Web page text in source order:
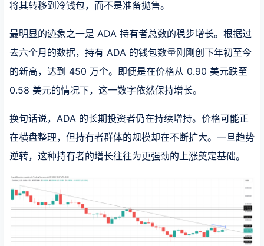
将其转移到冷钱包，而不是准备抛售。
最明显的迹象之一是 ADA 持有者总数的稳步增长。根据过
去六个月的数据，持有 ADA 的钱包数量刚刚创下年初至今
的新高，达到 450 万个。即便是在价格从 0.90 美元跌至
0.58 美元的情况下，这一数字依然保持增长。
换句话说，ADA 的长期投资者仍在持续增持。价格可能正
在横盘整理，但持有者群体的规模却在不断扩大。一旦趋势
逆转，这种持有者的增长往往为更强劲的上涨奠定基础。